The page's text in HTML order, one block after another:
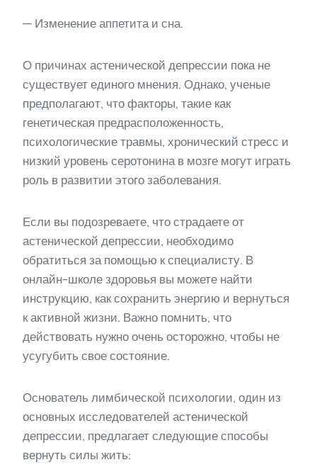
— Изменение аппетита и сна.
О причинах астенической депрессии пока не
существует единого мнения. Однако, ученые
предполагают, что факторы, такие как
генетическая предрасположенность,
психологические травмы, хронический стресс и
низкий уровень серотонина в мозге могут играть
роль в развитии этого заболевания.
Если вы подозреваете, что страдаете от
астенической депрессии, необходимо
обратиться за помощью к специалисту. В
онлайн-школе здоровья вы можете найти
инструкцию, как сохранить энергию и вернуться
к активной жизни. Важно помнить, что
действовать нужно очень осторожно, чтобы не
усугубить свое состояние.
Основатель лимбической психологии, один из
основных исследователей астенической
депрессии, предлагает следующие способы
вернуть силы жить: